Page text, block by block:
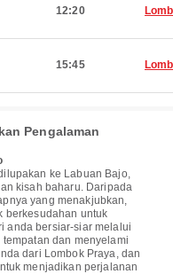
12:20
15:45
Pengalaman
ke Labuan Bajo,
kisah baharu. Daripada
yang menakjubkan,
berkesudahan untuk
anda bersiar-siar melalui
dan menyelami
dari Lombok Praya, dan
menjadikan perjalanan